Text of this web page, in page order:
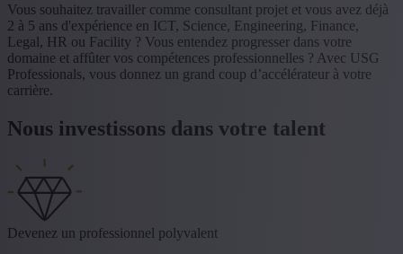
Vous souhaitez travailler comme consultant projet et vous avez déjà
2 à 5 ans d'expérience en ICT, Science, Engineering, Finance,
Legal, HR ou Facility ? Vous entendez progresser dans votre
domaine et affûter vos compétences professionnelles ? Avec USG
Professionals, vous donnez un grand coup d’accélérateur à votre
carrière.
Nous investissons dans votre talent
Devenez un professionnel polyvalent